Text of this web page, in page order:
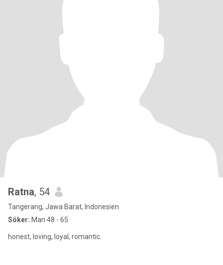
Ratna, 54
Tangerang, Jawa Barat, Indonesien
Söker: Man 48 - 65
honest, loving, loyal, romantic.